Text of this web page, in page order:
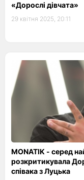
«Дорослі дівчата»
29 квітня 2025, 20:11
MONATIK - серед
розкритикувала
співака з Луцька